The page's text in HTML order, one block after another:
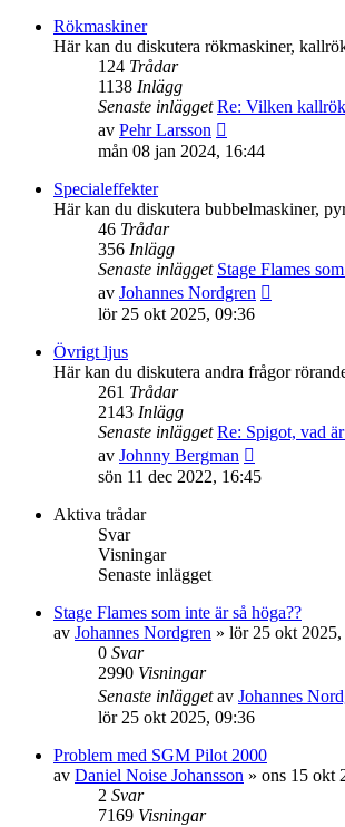
inlägget
Rökmaskiner
Här kan du diskutera rökmaskiner,
124 Trådar
1138 Inlägg
Senaste inlägget Re: Vilken
av Pehr Larsson
till
inlägget
mån 08 jan 2024, 16:44
Specialeffekter
Här kan du diskutera bubbelmaskiner,
46 Trådar
356 Inlägg
Senaste inlägget Stage Flames
av Johannes Nordgren
inlägget
lör 25 okt 2025, 09:36
Övrigt ljus
Här kan du diskutera andra frågor
261 Trådar
2143 Inlägg
Senaste inlägget Re: Spigot, vad
av Johnny Bergman
till
sön 11 dec 2022, 16:45
Aktiva trådar
Svar
Visningar
Senaste inlägget
Stage Flames som inte är så höga??
av Johannes Nordgren » lör 25 okt 2025,
0 Svar
2990 Visningar
Senaste inläggetav Johannes
lör 25 okt 2025, 09:36
Problem med SGM Pilot 2000
av Daniel Noise Johansson » ons 15 okt
2 Svar
7169 Visningar